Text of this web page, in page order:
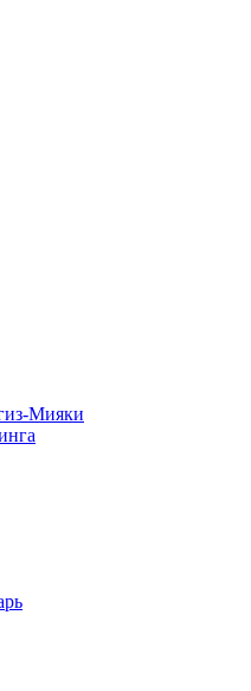
Мияки